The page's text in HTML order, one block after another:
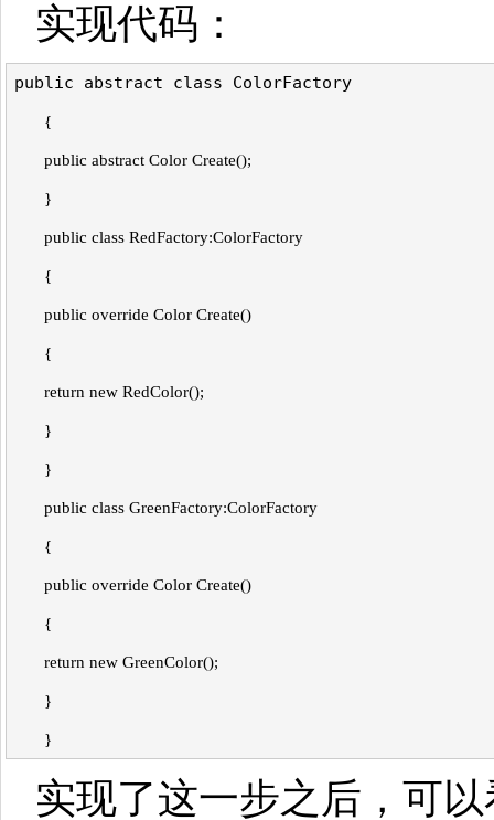
实现代码：
public abstract class ColorFactory
{
public abstract Color Create();
}
public class RedFactory:ColorFactory
{
public override Color Create()
{
return new RedColor();
}
}
public class GreenFactory:ColorFactory
{
public override Color Create()
{
return new GreenColor();
}
}
实现了这一步之后，可